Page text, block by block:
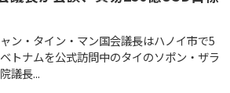
ン・タイン・マン国会議長はハノイ市で5
トナムを公式訪問中のタイのソポン・ザラ
議長...